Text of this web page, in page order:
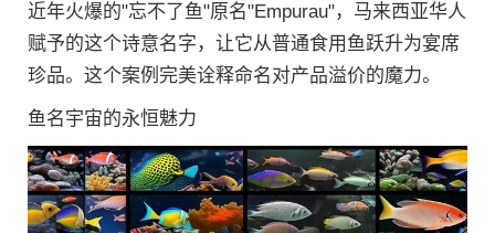
近年火爆的"忘不了鱼"原名"Empurau"，马来西亚华人
赋予的这个诗意名字，让它从普通食用鱼跃升为宴席
珍品。这个案例完美诠释命名对产品溢价的魔力。
鱼名宇宙的永恒魅力